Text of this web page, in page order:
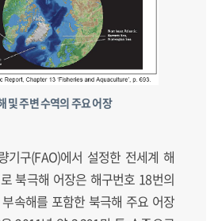
및 주변 수역의 주요 어장
기구(FAO)에서 설정한 전세계 해
북극해 어장은 해구번호 18번의
속해를 포함한 북극해 주요 어장